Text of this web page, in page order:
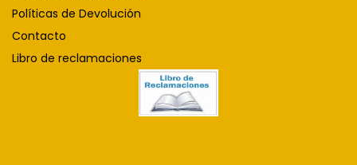
Políticas de Devolución
Contacto
Libro de reclamaciones